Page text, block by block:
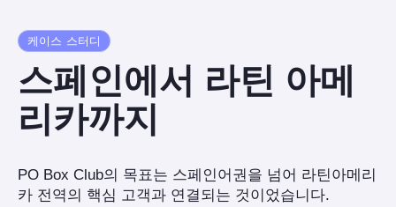
케이스 스터디
스페인에서 라틴 아메
리카까지
PO Box Club의 목표는 스페인어권을 넘어 라틴아메리
카 전역의 핵심 고객과 연결되는 것이었습니다.